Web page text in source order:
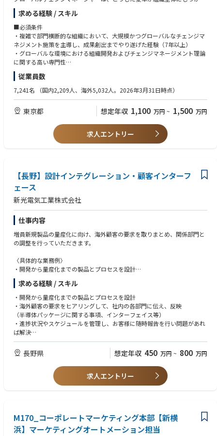
導体製造装置の未来を創るお仕事です。
【電子ビームマスク描画装置について】
〇スマートフォンやタブレットPCなど、私たちの生活になくてはならない
通信機器の高機能化、小型・軽量化に影響を与えている半導体集積回路
（LSI）の大量生産に大きく貢献してる装置です。
〇こうした更なる高密度化、微細化が求められているLSIにおいて、その微
細化し複雑になる回路パターンの描画を可能にするのが、当社の電子ビー
ムマスク描画装置であり、半導体そのものの技術革新にとってなくてはな
〇現在市場の9割以上のシェアを誇り、更なる装置の技術進化に向けて研
究・開発を続けており、未だ世にない最先端の技術に触れたい方にはぴっ
たりの職場となります。
【充実の研修・育成制度】
OJTによる丁寧な実務フォローをはじめ、学びの場を多数ご用意していま
1on1による業務支援（月1回、30分程度）もございます。
と浸透し、期待されるビジネス成果が実現されるための重要な役割を担い
ます。
本ポジションは、大規模かつ部門横断、グローバルな変革イニシアチブに
おいて、チェンジマネジメントおよびコミュニケーションをグローバルに
リード、推進する役割です。
事業部門、IT、経営層と密に連携しながら、変革の方向性についてアライ
ンを取り、実行をリードするとともに、組織全体での確実な定着に責任を
■主な業務内容：
・部門横断のグローバル変革イニシアチブにおいて、チェンジマネジメン
トおよびコミュニケーション戦略をend to endで主体的に策定、ビジネス
目標、スケジュールとの整合を確保するとともに、測定可能なビジネス価
・変革がユーザーに与える影響を把握、分析し、定着に関するリスクを先
回りして特定したうえで、優先度を付けた対策を推進するとともに、それ
エンゲージメントを主導し、文化や地域の違いを踏まえたコミュニケーシ
ョンを設計、実行することで、方向性の一致、コミットメント、当事者責
任、ならびに持続的な参画を確保する。
・新しい業務プロセスや働き方の定着を加速させるため、スケーラブルな
グローバルトレーニングおよび定着の仕組みを構築、展開する。
・グローバルな変革プログラムにおいて、チェンジマネジメントが重要か
つ不可欠な取り組みであるという認識を高め、その価値を組織全体に浸透
させる。
海外出張 半期に1-2回程度
（但し担当プロジェクトや状況によります）
■ポジションのやりがい：
・全社のオペレーショナルエクセレンス実現に向け、BPRとDXを一体で推
進する専門組織です。
プロセス、データ、ITを横断した変革に、企画から定着まで責任を持って
関わることで、変革推進人材としての専門性を身につけられます。
・日本、海外拠点、プロセス、データ、IT、プロジェクト、チェンジマネ
ージメントなど専門性の異なるメンバーに加え、外部からの転職者も多く
在籍。多様な視点を活かしながら協働できるオープンなチームです。
・年次や従来の慣習に縛られず、合理的な提案や新しいアイデアを歓迎す
る文化があります。これまでの経験を活かし、早い段階から変革の中核に
求める経験 / スキル
■必須条件
・複雑で部門横断的な組織において、大規模かつグローバルなチェンジマ
ネジメント施策を主導し、成果創出までやり遂げた経験（7年以上）
・グローバルな環境における組織開発およびチェンジマネージメント理論
に関する高い専門性
・スコープ、スケジュール、リスク、ステークホルダー管理を含む、プロ
ジェクトマネジメントの基礎に関する十分な理解
・地域をまたいで、経営層やシニアステークホルダーに影響力を発揮して
・多様なグローバルチームと円滑に協働できる、優れたコミュニケーショ
ン力、コーチング力、メンタリング力
・グローバルな環境において、変化する状況に柔軟に対応し、複数の業務
を適切に優先付けできる能力
・強いプレッシャーのかかる状況でも、自らの責任を果たし、高いパフォ
・動画、SharePoint landing page、デジタルコラボレーション基盤など
を含む、マルチチャネルコミュニケーションに関する十分な理解と実務ス
キル
・グローバルな業務環境において、ビジネス上のコミュニケーションを問
題なく行える英語力（TOEICスコア780以上）
※同ポジションへご応募いただく方は、日本語/英語表記の応募書類を提
出願います。日本語/英語それぞれの書式でも問題ございません。
こちらに合格された方へ、書類選考実施させていただきます。
※WEB二次面接では、海外チームメンバーとの英語面接を予定しておりま
す。ほか、適宜課題や追加の1on1面接などをご依頼する可能性がございま
す旨、ご了承願います。
従業員数
7,241名 （国内2,209人、海外5,032人。2026年3月31日時点）
東京都 想定年収 1,100 万円 ~ 1,500 万円
求人エントリー
【長野】設計インテグレーション・顧客インターフ
ェース
新光電気工業株式会社
仕事内容
増員新規製品の量産化に向け、海外顧客の要求を取りまとめ、関係部門と
の調整を行っていただきます。
〈具体的な業務例〉
・開発から量産化までの製品とプロセスを設計
・海外顧客の要求をヒアリングして、社内の各部門に伝え、反映
（半導体パッケージに関する事項、インターフェイス等）
・進捗状況やスケジュールを管理し、お客様に随時報告を行い問題があれ
ば解決
・数年先の量産化を実現するため、製品の価値訴求
・試作品の加工指示、設計内容や加工進捗の確認 等
求める経験 / スキル
・開発から量産化までの製品とプロセスを設計
・海外顧客の要求をヒアリングして、社内の各部門に伝え、反映
（半導体パッケージに関する事項、インターフェイス等）
・進捗状況やスケジュールを管理し、お客様に随時報告を行い問題があれ
ば解決
・数年先の量産化を実現するため、製品の価値訴求
・試作品の加工指示、設計内容や加工進捗の確認 等
※上記業務内容のいずれかのご経験がある方
長野県 想定年収 450 万円 ~ 800 万円
求人エントリー
M170_コーポレートマーケティング本部【新横
浜】マーケティングオートメーション担当